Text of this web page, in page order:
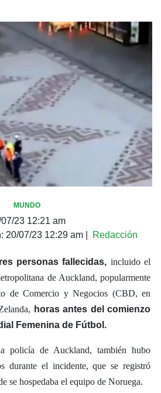
MUNDO
23 12:21 am
20/07/23 12:29 am| Redacción
personas fallecidas, incluido el
de Auckland, popularmente
de Comercio y Negocios (CBD, en
horas antes del comienzo
Femenina de Fútbol.
policía de Auckland, también hubo
durante el incidente, que se registró
se hospedaba el equipo de Noruega.